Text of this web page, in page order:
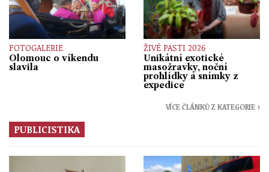
FOTOGALERIE
Olomouc o víkendu
slavila
ŽIVÉ PASTI 2026
Unikátní exotické
masožravky, noční
prohlídky a snímky z
expedice
VÍCE ČLÁNKŮ Z KATEGORIE ›
PUBLICISTIKA